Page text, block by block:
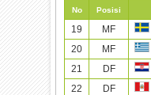
No Posisi
19 MF
20
MF
21
DF
22
DF